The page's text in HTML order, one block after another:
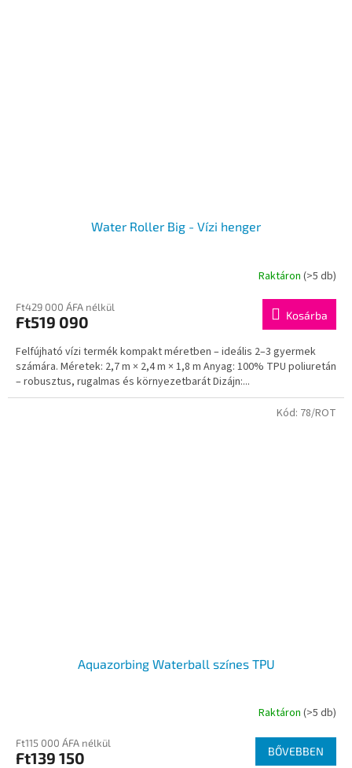
Water Roller Big - Vízi henger
Raktáron (>5 db)
Ft429 000 ÁFA nélkül
Ft519 090 Kosárba
Felfújható vízi termék kompakt méretben – ideális 2–3 gyermek
számára. Méretek: 2,7 m × 2,4 m × 1,8 m Anyag: 100% TPU poliuretán
– robusztus, rugalmas és környezetbarát Dizájn:...
Aquazorbing Waterball színes TPU
Raktáron (>5 db)
Ft115 000 ÁFA nélkül
Ft139 150 BŐVEBBEN
Kód: 78/ROT